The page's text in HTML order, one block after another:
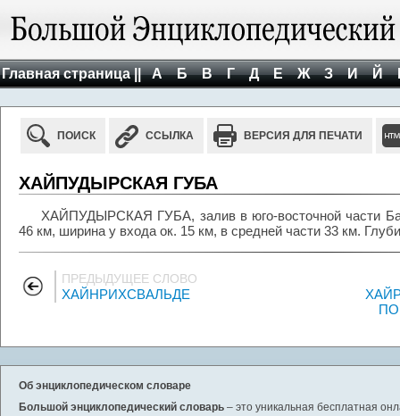
Главная страница || А Б В Г Д Е Ж З И Й
ПОИСК ССЫЛКА ВЕРСИЯ ДЛЯ ПЕЧАТИ
ХАЙПУДЫРСКАЯ ГУБА
ХАЙПУДЫРСКАЯ ГУБА, залив в юго-восточной части
46 км, ширина у входа ок. 15 км, в средней части 33 км.
ПРЕДЫДУЩЕЕ СЛОВО
ХАЙНРИХСВАЛЬДЕ
ПО
Об энциклопедическом словаре
Большой энциклопедический словарь – это уникальная бесплатная